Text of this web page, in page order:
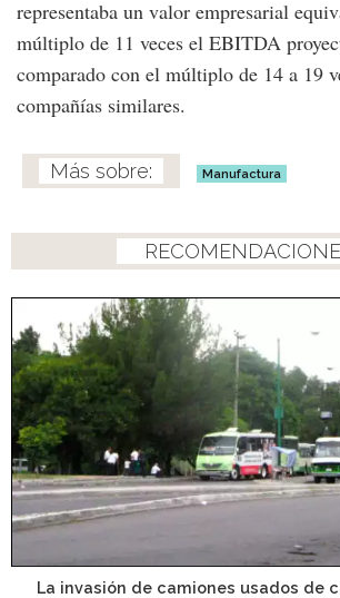
representaba un valor empresarial
múltiplo de 11 veces el EBITDA
comparado con el múltiplo de 14 a 19
compañías similares.
Manufactura
La invasión de camiones usados de